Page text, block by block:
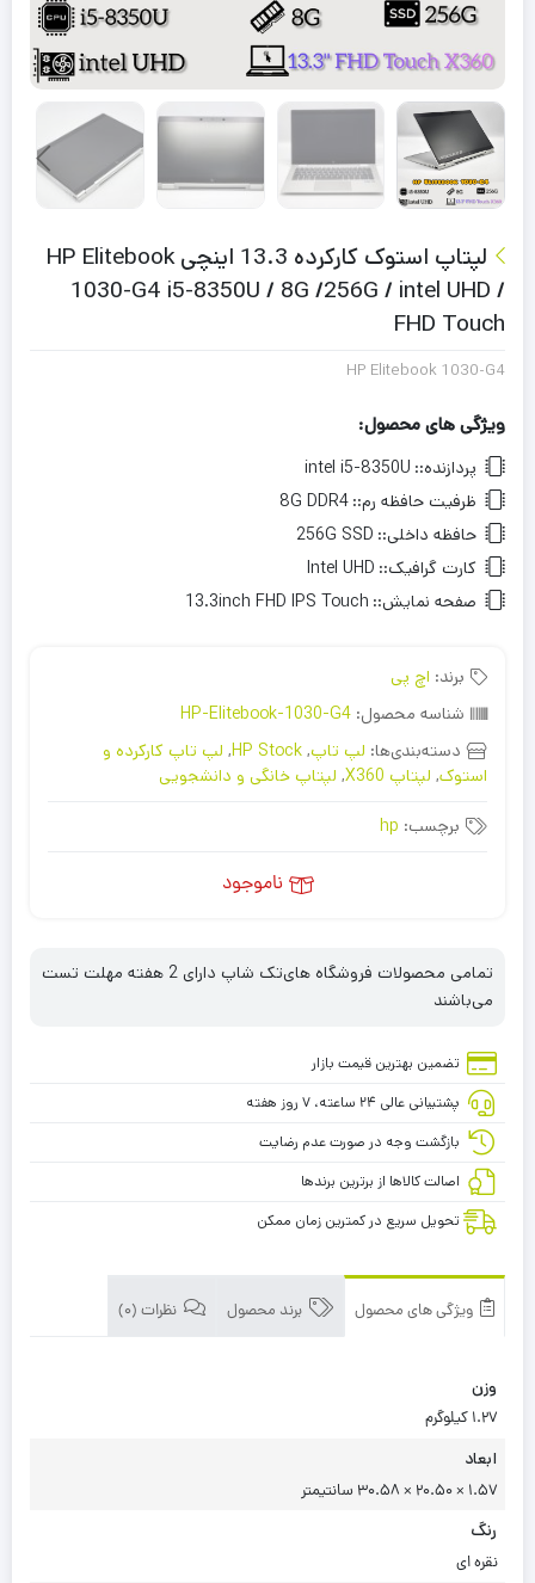
لپتاپ استوک کارکرده 13.3 اینچی HP Elitebook
1030-G4 i5-8350U / 8G /256G / intel UHD /
FHD Touch
HP Elitebook 1030-G4
ویژگی های محصول:
پردازنده:: intel i5-8350U
ظرفیت حافظه رم:: 8G DDR4
حافظه داخلی:: 256G SSD
کارت گرافیک:: Intel UHD
صفحه نمایش:: 13.3inch FHD IPS Touch
برند: اچ پی
شناسه محصول: HP-Elitebook-1030-G4
دسته‌بندی‌ها: لپ تاپ,
HP Stock
, لپ تاپ کارکرده و
استوک, لپتاپ X360 , لپتاپ خانگی و دانشجویی
برچسب: hp
ناموجود
تمامی محصولات فروشگاه های‌تک شاپ دارای 2 هفته مهلت تست
می‌باشند
تضمین بهترین قیمت بازار
پشتیبانی عالی ۲۴ ساعته، ۷ روز هفته
بازگشت وجه در صورت عدم رضایت
اصالت کالاها از برترین برندها
تحویل سریع در کمترین زمان ممکن
ویژگی های محصول برند محصول نظرات (0)
وزن
1.27 کیلوگرم
ابعاد
1.57 × 20.50 × 30.58 سانتیمتر
رنگ
نقره ای